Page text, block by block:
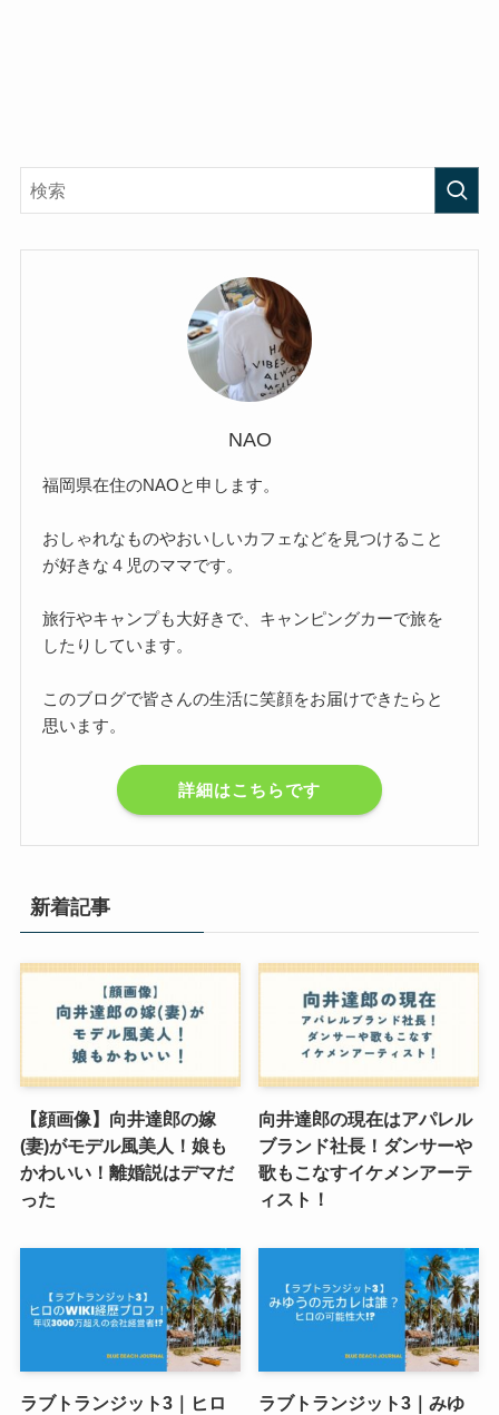
NAO
福岡県在住のNAOと申します。
おしゃれなものやおいしいカフェなどを見つけること
が好きな４児のママです。
旅行やキャンプも大好きで、キャンピングカーで旅を
したりしています。
このブログで皆さんの生活に笑顔をお届けできたらと
思います。
詳細はこちらです
新着記事
【顔画像】向井達郎の嫁
(妻)がモデル風美人！娘も
かわいい！離婚説はデマだ
った
向井達郎の現在はアパレル
ブランド社長！ダンサーや
歌もこなすイケメンアーテ
ィスト！
ラブトランジット3｜ヒロ
ラブトランジット3｜みゆ